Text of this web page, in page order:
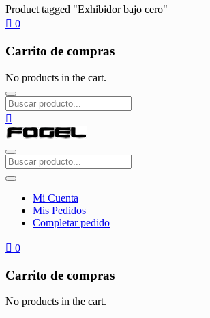
Product tagged "Exhibidor bajo cero"
0
Carrito de compras
No products in the cart.
Mi Cuenta
Mis Pedidos
Completar pedido
0
Carrito de compras
No products in the cart.